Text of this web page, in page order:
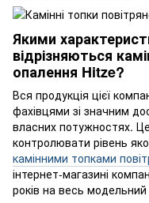
Якими
відрізняються
опалення Hitze?
Вся продукція цієї
фахівцями зі значним
власних потужностях.
контролювати рівень
камінними топками
інтернет-магазині
років на весь